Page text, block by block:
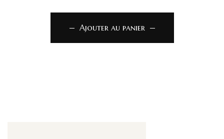
Ajouter au panier